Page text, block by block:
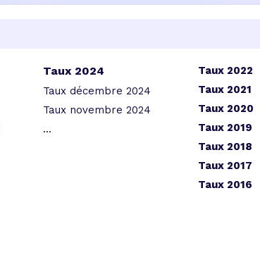
Taux 2024
Taux décembre 2024
Taux novembre 2024
...
Taux 2022
Taux 2021
Taux 2020
Taux 2019
Taux 2018
Taux 2017
Taux 2016